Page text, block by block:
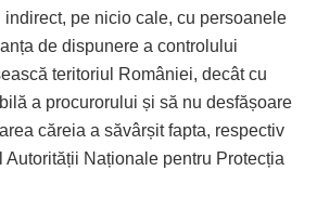
pe nicio cale, cu persoanele
de dispunere a controlului
teritoriul României, decât cu
a procurorului și să nu desfășoare
căreia a săvârșit fapta, respectiv
Autorității Naționale pentru Protecția